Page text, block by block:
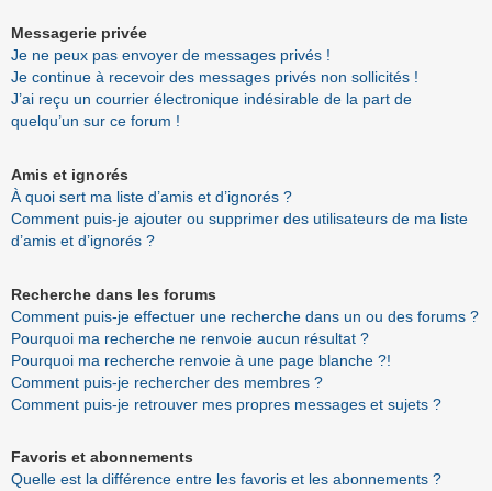
Messagerie privée
Je ne peux pas envoyer de messages privés !
Je continue à recevoir des messages privés non sollicités !
J’ai reçu un courrier électronique indésirable de la part de
quelqu’un sur ce forum !
Amis et ignorés
À quoi sert ma liste d’amis et d’ignorés ?
Comment puis-je ajouter ou supprimer des utilisateurs de ma liste
d’amis et d’ignorés ?
Recherche dans les forums
Comment puis-je effectuer une recherche dans un ou des forums ?
Pourquoi ma recherche ne renvoie aucun résultat ?
Pourquoi ma recherche renvoie à une page blanche ?!
Comment puis-je rechercher des membres ?
Comment puis-je retrouver mes propres messages et sujets ?
Favoris et abonnements
Quelle est la différence entre les favoris et les abonnements ?